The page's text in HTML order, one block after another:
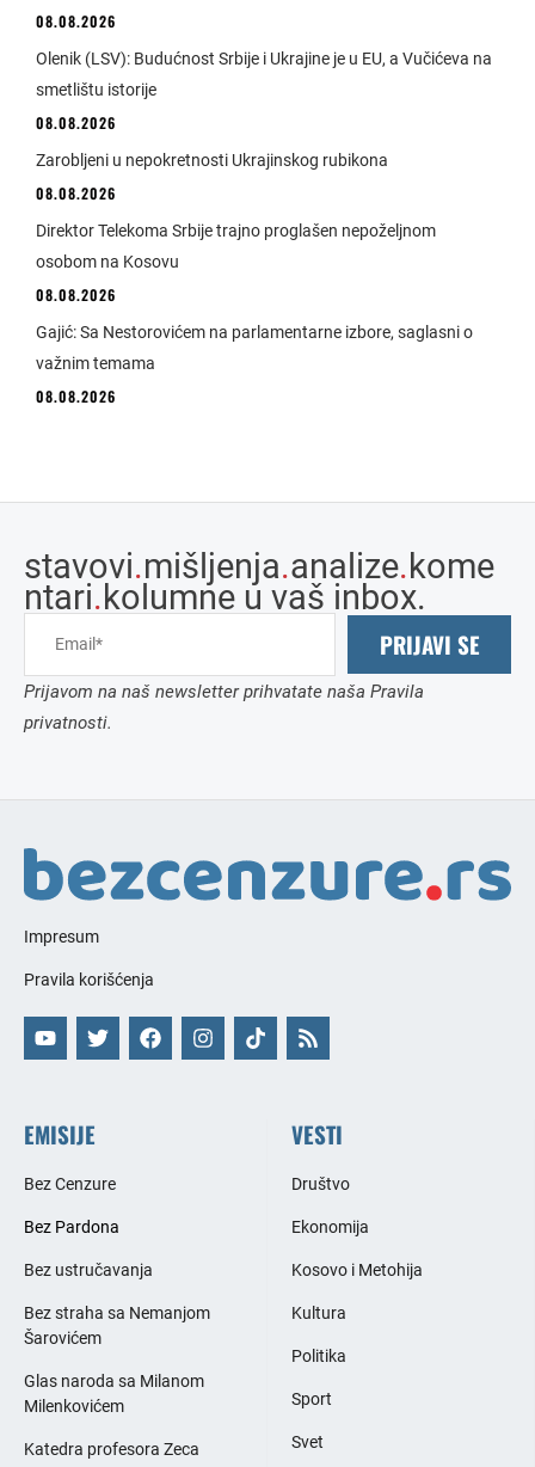
08.08.2026
Olenik (LSV): Budućnost Srbije i Ukrajine je u EU, a Vučićeva na
smetlištu istorije
08.08.2026
Zarobljeni u nepokretnosti Ukrajinskog rubikona
08.08.2026
Direktor Telekoma Srbije trajno proglašen nepoželjnom
osobom na Kosovu
08.08.2026
Gajić: Sa Nestorovićem na parlamentarne izbore, saglasni o
važnim temama
08.08.2026
stavovi.mišljenja.analize.kome
ntari.kolumne u vaš inbox.
PRIJAVI SE
Prijavom na naš newsletter prihvatate naša Pravila
privatnosti.
Impresum
Pravila korišćenja
EMISIJE
Bez Cenzure
Bez Pardona
Bez ustručavanja
Bez straha sa Nemanjom
Šarovićem
Glas naroda sa Milanom
Milenkovićem
Katedra profesora Zeca
VESTI
Društvo
Ekonomija
Kosovo i Metohija
Kultura
Politika
Sport
Svet